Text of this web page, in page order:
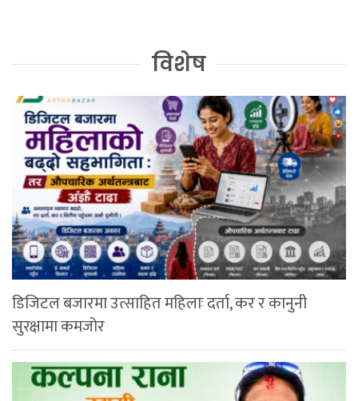
विशेष
डिजिटल बजारमा उत्साहित महिलाः दर्ता, कर र कानुनी
सुरक्षामा कमजोर